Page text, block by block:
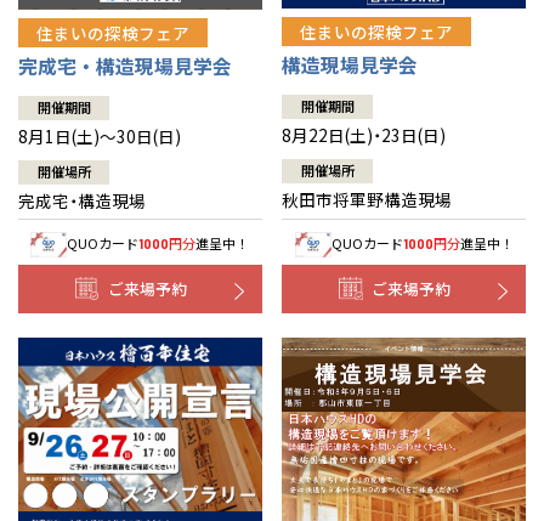
住まいの探検フェア
完成宅・構造現場見学会
開催期間
8月1日(土)～30日(日)
開催場所
完成宅・構造現場
QUOカード1000円分進呈中！
ご来場予約
住まいの探検フェア
構造現場見学会
開催期間
8月22日(土)・23日(日)
開催場所
秋田市将軍野構造現場
QUOカード1000円分進呈中！
ご来場予約
徳島
高知
長崎
沖縄